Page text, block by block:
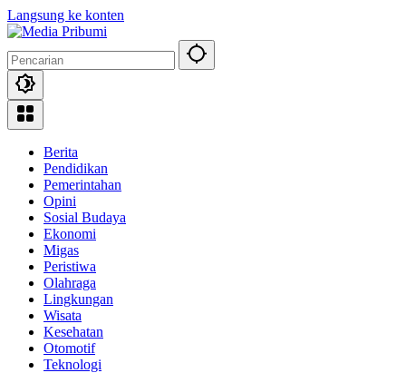
Langsung ke konten
Berita
Pendidikan
Pemerintahan
Opini
Sosial Budaya
Ekonomi
Migas
Peristiwa
Olahraga
Lingkungan
Wisata
Kesehatan
Otomotif
Teknologi